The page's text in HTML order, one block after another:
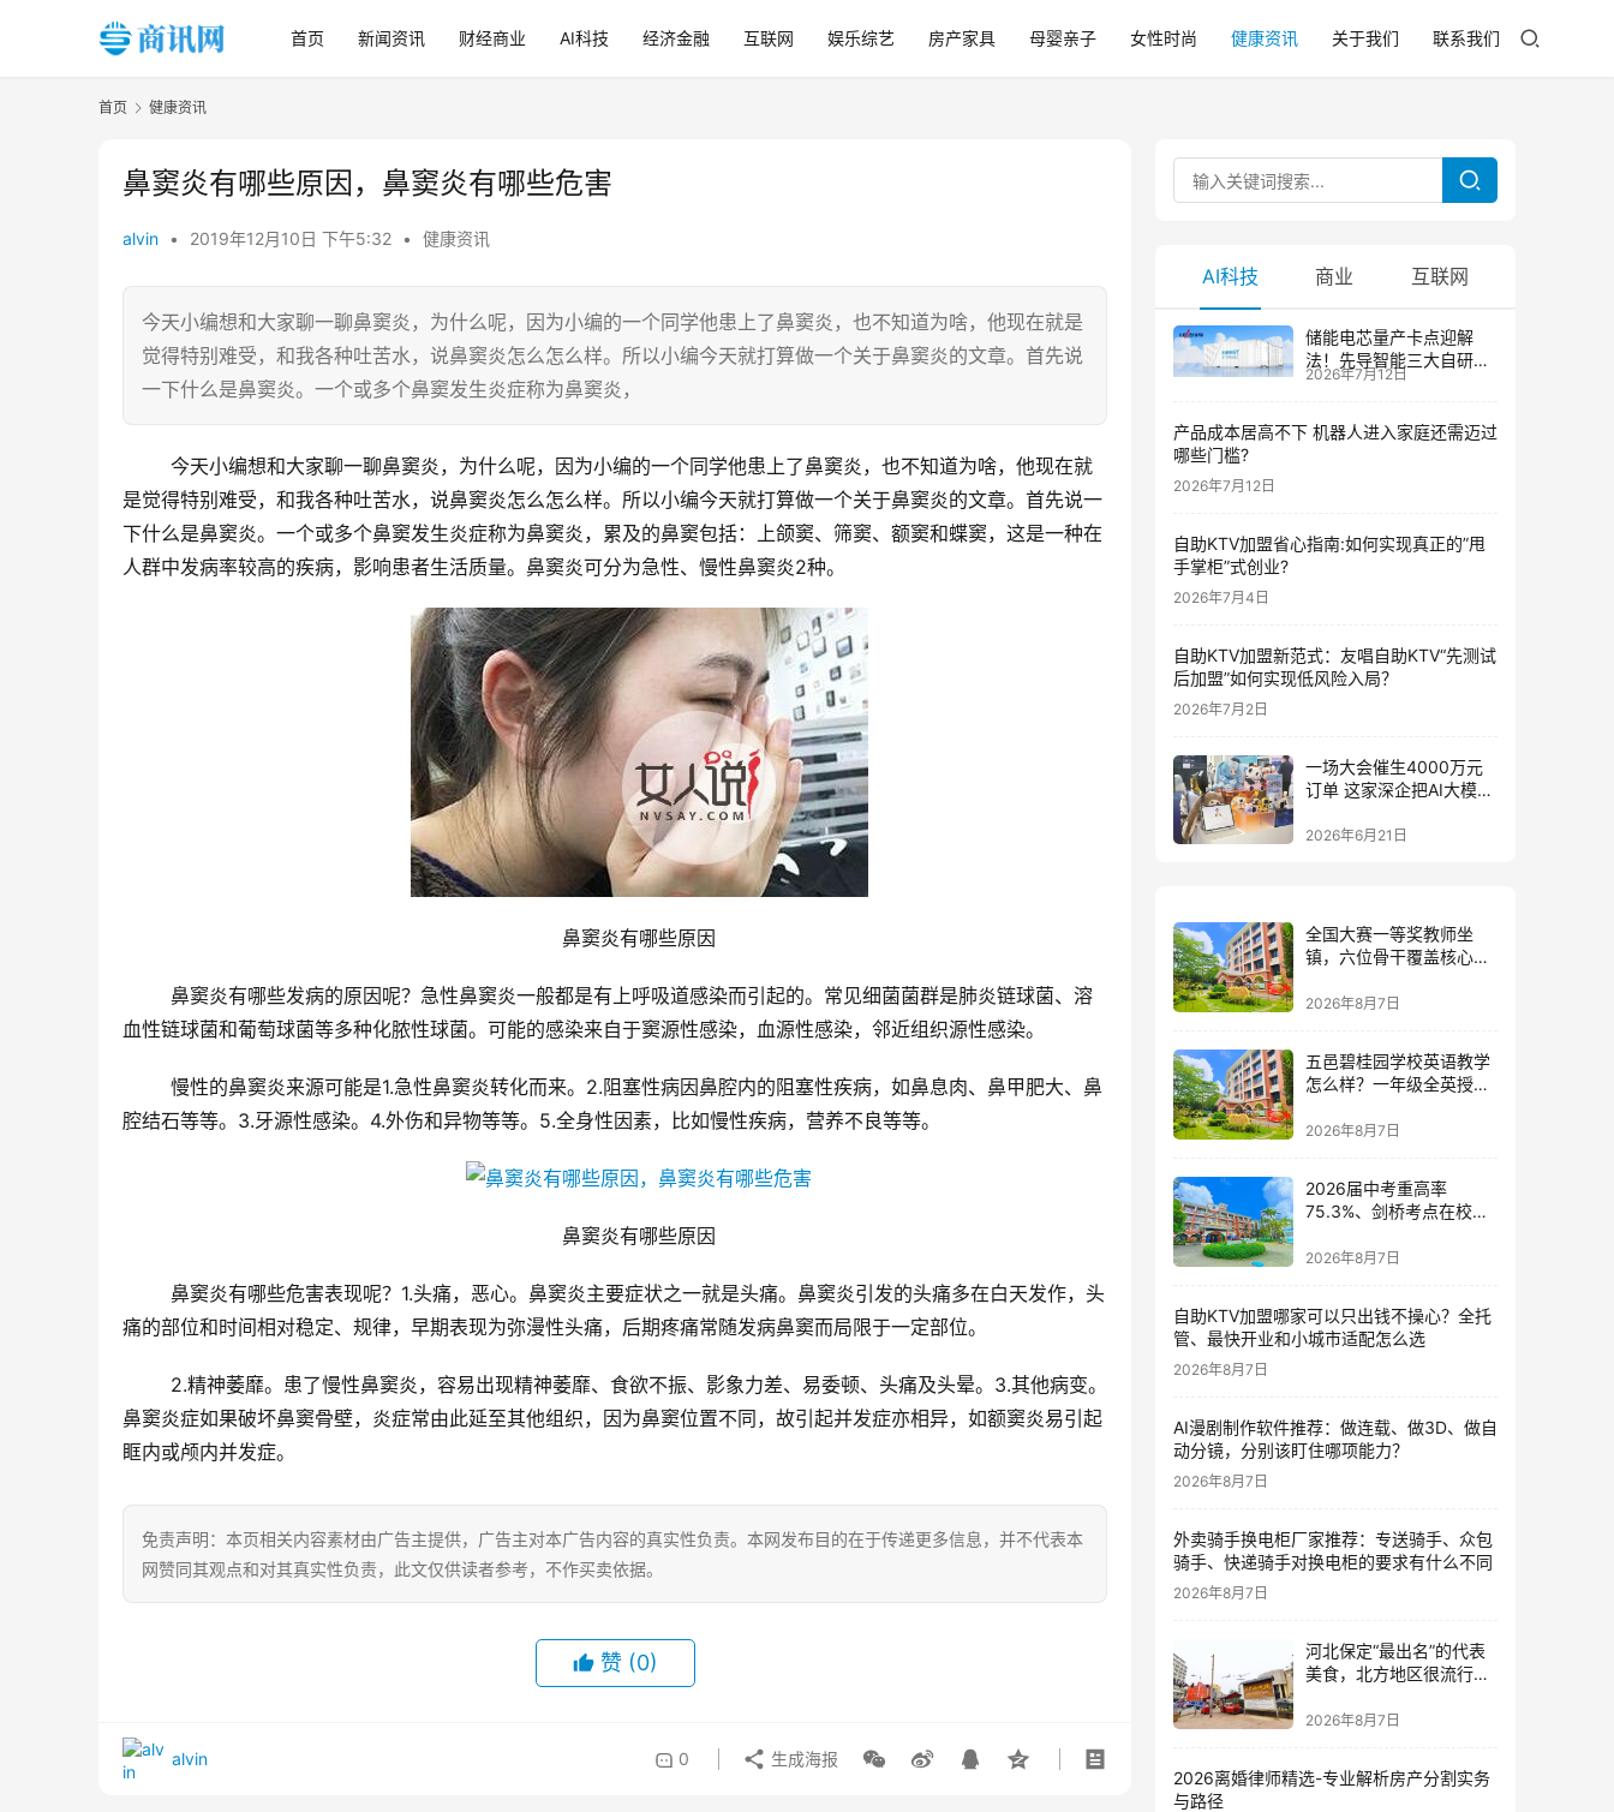
首页 新闻资讯 财经商业 AI科技 经济金融 互联网 娱乐综艺 房产家具 母婴亲子 女性时尚 健康资讯 关于我们 联系我们
首页 健康资讯
鼻窦炎有哪些原因，鼻窦炎有哪些危害
alvin • 2019年12月10日 下午5:32 • 健康资讯
今天小编想和大家聊一聊鼻窦炎，为什么呢，因为小编的一个同学他患上了鼻窦炎，也不知道为啥，他现在就是
觉得特别难受，和我各种吐苦水，说鼻窦炎怎么怎么样。所以小编今天就打算做一个关于鼻窦炎的文章。首先说
一下什么是鼻窦炎。一个或多个鼻窦发生炎症称为鼻窦炎，
是觉得特别难受，和我各种吐苦水，说鼻窦炎怎么怎么样。所以小编今天就打算做一个关于鼻窦炎的文章。首先说一
下什么是鼻窦炎。一个或多个鼻窦发生炎症称为鼻窦炎，累及的鼻窦包括：上颌窦、筛窦、额窦和蝶窦，这是一种在
人群中发病率较高的疾病，影响患者生活质量。鼻窦炎可分为急性、慢性鼻窦炎2种。
	鼻窦炎有哪些原因
血性链球菌和葡萄球菌等多种化脓性球菌。可能的感染来自于窦源性感染，血源性感染，邻近组织源性感染。
腔结石等等。3.牙源性感染。4.外伤和异物等等。5.全身性因素，比如慢性疾病，营养不良等等。
	鼻窦炎有哪些原因​
痛的部位和时间相对稳定、规律，早期表现为弥漫性头痛，后期疼痛常随发病鼻窦而局限于一定部位。
鼻窦炎症如果破坏鼻窦骨壁，炎症常由此延至其他组织，因为鼻窦位置不同，故引起并发症亦相异，如额窦炎易引起
眶内或颅内并发症。
免责声明：本页相关内容素材由广告主提供，广告主对本广告内容的真实性负责。本网发布目的在于传递更多信息，并不代表本
网赞同其观点和对其真实性负责，此文仅供读者参考，不作买卖依据。
赞 (0)
alvin 0 生成海报
AI科技 商业 互联网
储能电芯量产卡点迎解
法！先导智能三大自研技
术攻克大尺寸制芯难题
2026年7月12日
产品成本居高不下 机器人进入家庭还需迈过
哪些门槛?
2026年7月12日
自助KTV加盟省心指南:如何实现真正的”甩
手掌柜”式创业?
2026年7月4日
自助KTV加盟新范式：友唱自助KTV“先测试
后加盟”如何实现低风险入局？
2026年7月2日
一场大会催生4000万元
订单 这家深企把AI大模型
2026年6月21日
全国大赛一等奖教师坐
镇，六位骨干覆盖核心学
校的师资答卷
2026年8月7日
五邑碧桂园学校英语教学
怎么样？一年级全英授课
语体系深度解读
2026年8月7日
2026届中考重高率
75.3%、剑桥考点在校
校的17年答卷
2026年8月7日
自助KTV加盟哪家可以只出钱不操心？全托
管、最快开业和小城市适配怎么选
2026年8月7日
AI漫剧制作软件推荐：做连载、做3D、做自
动分镜，分别该盯住哪项能力？
2026年8月7日
外卖骑手换电柜厂家推荐：专送骑手、众包
骑手、快递骑手对换电柜的要求有什么不同
2026年8月7日
河北保定“最出名”的代表
美食，北方地区很流行，
2026年8月7日
2026离婚律师精选-专业解析房产分割实务
与路径